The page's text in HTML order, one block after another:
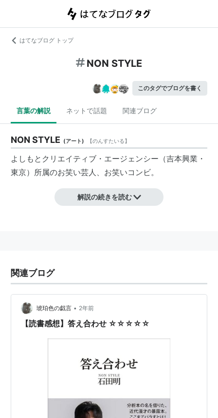
はてなブログ トップ
NON STYLE
このタグでブログを書く
言葉の解説 ネットで話題 関連ブログ
NON STYLE (アート) 【のんすたいる】
よしもとクリエイティブ・エージェンシー（吉本興業・
東京）所属のお笑い芸人、お笑いコンビ。
石田の真っ白な衣装がトレードマーク。
石田の動きと造語力中心のネタ＆井上のイキリキャラを
前面に出す漫才でbaseでの人気を確立し、
『爆笑オンエアバトル』第８回ファイナル進出。
2008年のbaseよしもとの世代交代を受けて東京に進
出、この年にM-1グランプリで優勝を果たした。
ボケ：石田明（いしだ・あきら）1980年2月20日大
解説の続きを読む
関連ブログ
琥珀色の戯言 • 2年前
【読書感想】答え合わせ ☆☆☆☆☆